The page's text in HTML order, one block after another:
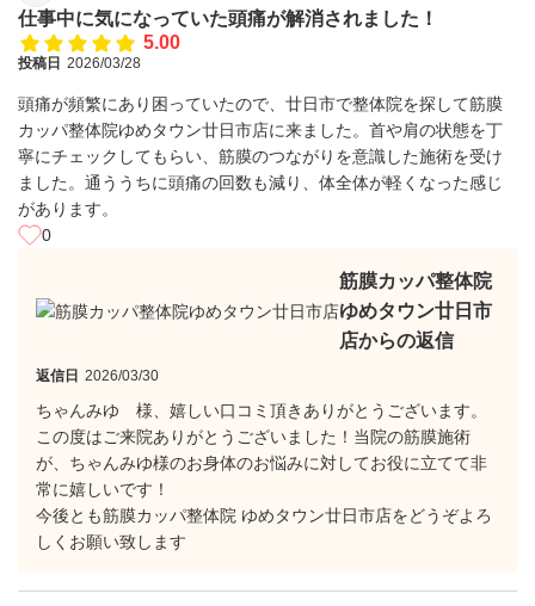
仕事中に気になっていた頭痛が解消されました！
5.00
投稿日 2026/03/28
頭痛が頻繁にあり困っていたので、廿日市で整体院を探して筋膜
カッパ整体院ゆめタウン廿日市店に来ました。首や肩の状態を丁
寧にチェックしてもらい、筋膜のつながりを意識した施術を受け
ました。通ううちに頭痛の回数も減り、体全体が軽くなった感じ
があります。
0
筋膜カッパ整体院
ゆめタウン廿日市
店からの返信
返信日 2026/03/30
ちゃんみゆ 様、嬉しい口コミ頂きありがとうございます。
この度はご来院ありがとうございました！当院の筋膜施術
が、ちゃんみゆ様のお身体のお悩みに対してお役に立てて非
常に嬉しいです！
今後とも筋膜カッパ整体院 ゆめタウン廿日市店をどうぞよろ
しくお願い致します